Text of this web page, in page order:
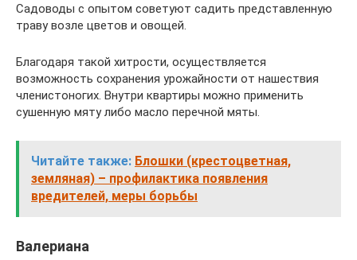
Садоводы с опытом советуют садить представленную
траву возле цветов и овощей.
Благодаря такой хитрости, осуществляется
возможность сохранения урожайности от нашествия
членистоногих. Внутри квартиры можно применить
сушенную мяту либо масло перечной мяты.
Читайте также: Блошки (крестоцветная,
земляная) – профилактика появления
вредителей, меры борьбы
Валериана